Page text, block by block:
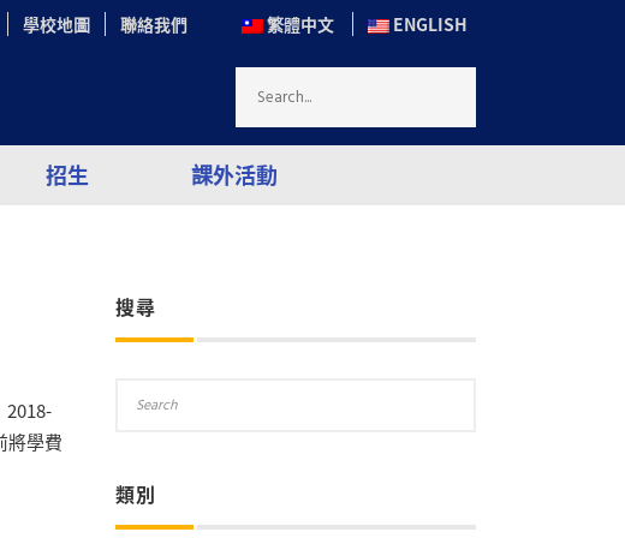
繁體中文 ENGLISH
學校地圖 聯絡我們
招生 課外活動
2018-
將學費
搜尋
類別